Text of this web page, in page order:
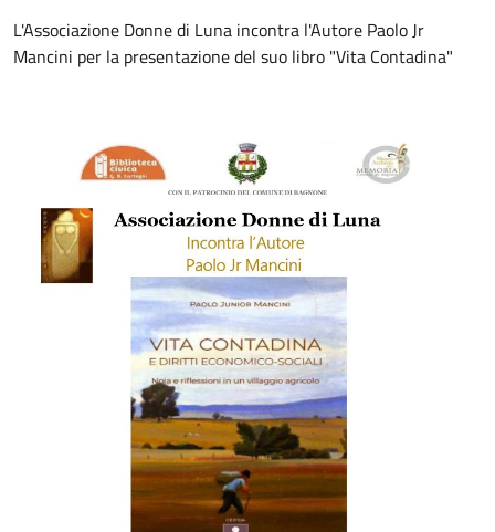
L'Associazione Donne di Luna incontra l'Autore Paolo Jr
Mancini per la presentazione del suo libro "Vita Contadina"